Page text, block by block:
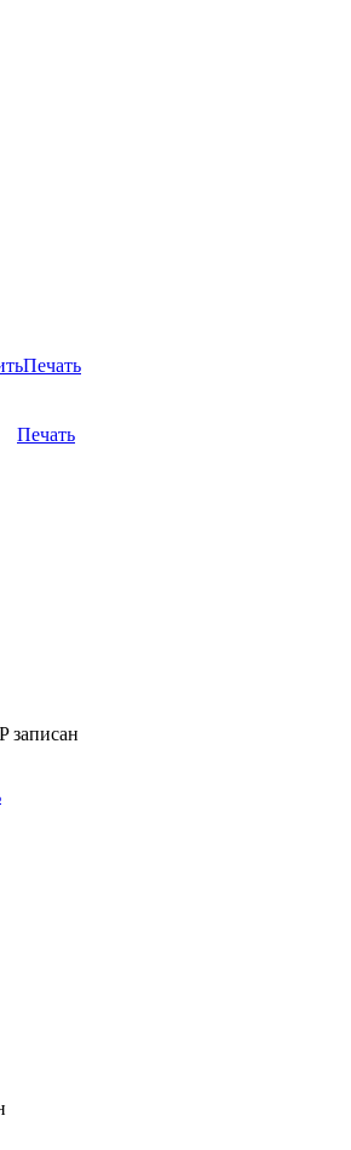
Печать
Печать
записан